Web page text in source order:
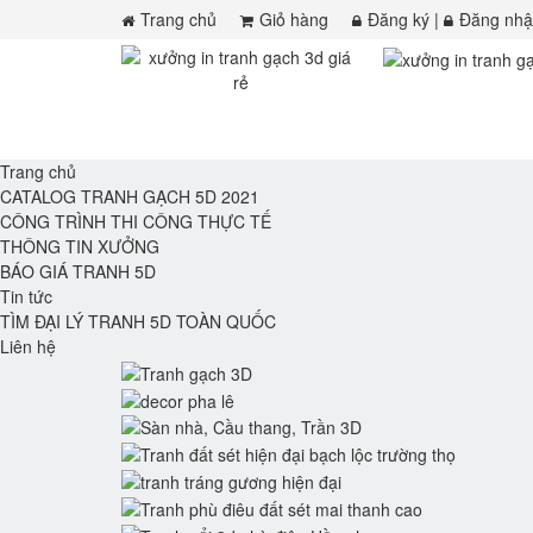
Trang chủ Giỏ hàng Đăng ký | Đăng
Trang chủ
CATALOG TRANH GẠCH 5D 2021
CÔNG TRÌNH THI CÔNG THỰC TẾ
THÔNG TIN XƯỞNG
BÁO GIÁ TRANH 5D
Tin tức
TÌM ĐẠI LÝ TRANH 5D TOÀN QUỐC
Liên hệ